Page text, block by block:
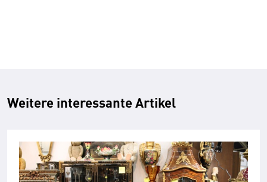
Weitere interessante Artikel